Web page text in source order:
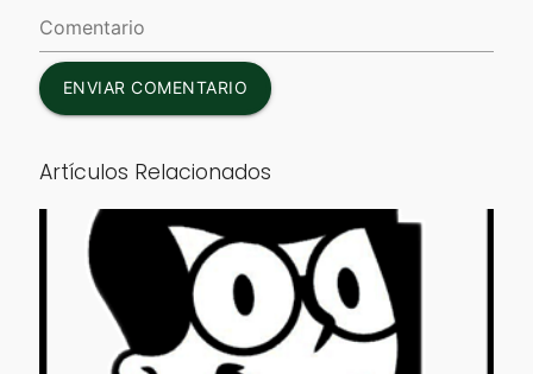
ENVIAR COMENTARIO
Artículos Relacionados